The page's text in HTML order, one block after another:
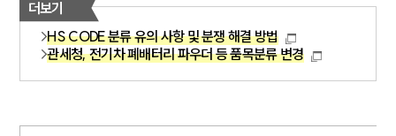
더보기
HS CODE 분류 유의 사항 및 분쟁 해결 방법
관세청, 전기차 폐배터리 파우더 등 품목분류 변경